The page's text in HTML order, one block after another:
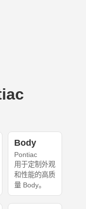
Body
Pontiac
用于定制外观
和性能的高质
量 Body。